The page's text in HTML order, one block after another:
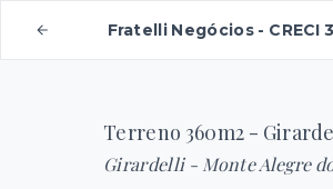
Fratelli Negócios - CRECI
Terreno 360m2 -
Girardelli - Monte Alegre